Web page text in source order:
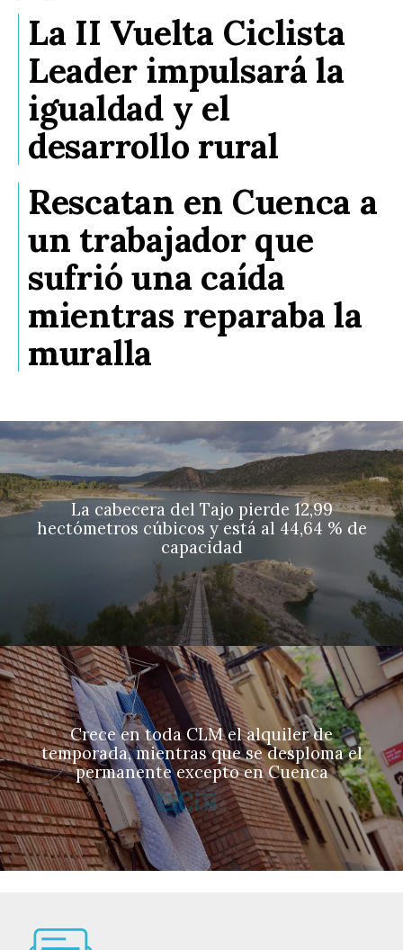
La II Vuelta Ciclista
Leader impulsará la
igualdad y el
desarrollo rural
Rescatan en Cuenca a
un trabajador que
sufrió una caída
mientras reparaba la
muralla
La cabecera del Tajo pierde 12,99
hectómetros cúbicos y está al 44,64 % de
capacidad
Crece en toda CLM el alquiler de
temporada, mientras que se desploma el
permanente excepto en Cuenca